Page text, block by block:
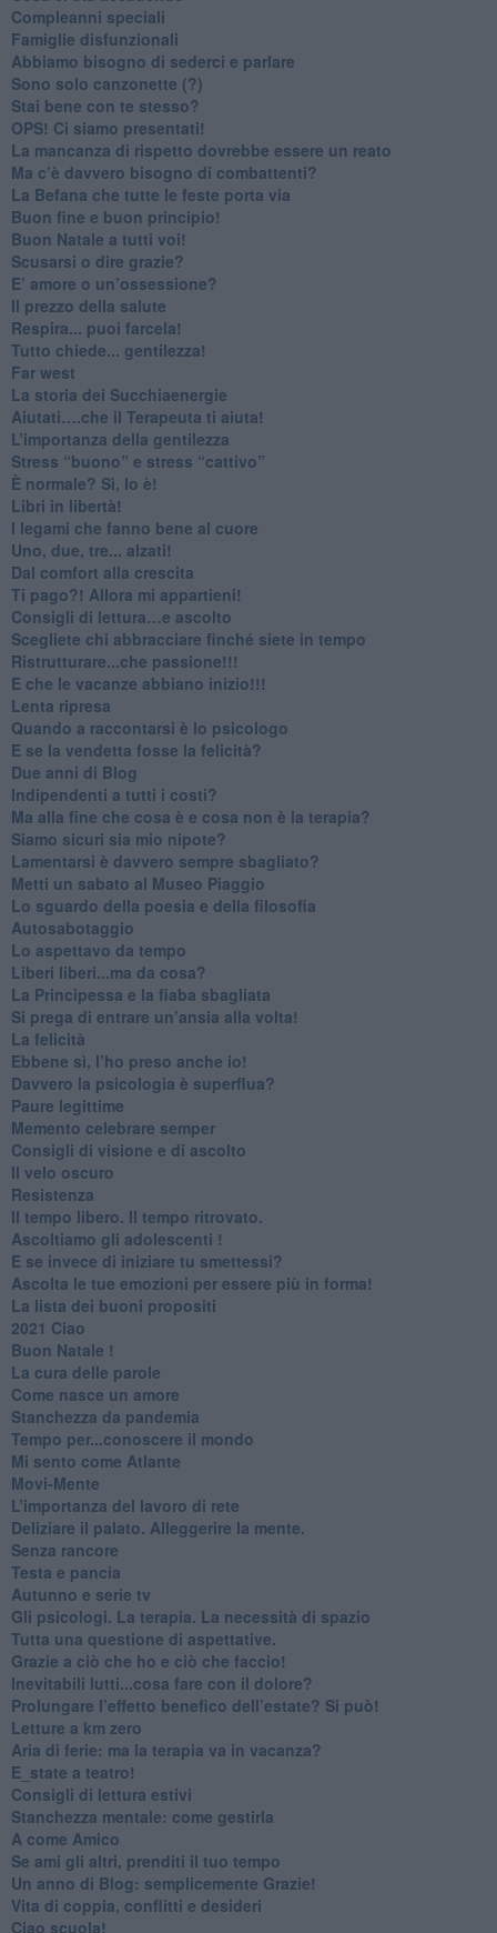
​Compleanni speciali
​Famiglie disfunzionali
​Abbiamo bisogno di sederci e parlare
Sono solo canzonette (?)
​Stai bene con te stesso?
​OPS! Ci siamo presentati!
​La mancanza di rispetto dovrebbe essere un reato
​Ma c’è davvero bisogno di combattenti?
​La Befana che tutte le feste porta via
Buon fine e buon principio!
​Buon Natale a tutti voi!
​Scusarsi o dire grazie?
​E’ amore o un’ossessione?
​Il prezzo della salute
​Respira... puoi farcela!
​Tutto chiede... gentilezza!
​Far west
​La storia dei Succhiaenergie
​Aiutati….che il Terapeuta ti aiuta!
​L’importanza della gentilezza
​Stress “buono” e stress “cattivo”
​È normale? Sì, lo è!
​Libri in libertà!
​I legami che fanno bene al cuore
Uno, due, tre... alzati!​
​Dal comfort alla crescita
​Ti pago?! Allora mi appartieni!​
​Consigli di lettura…e ascolto
​Scegliete chi abbracciare finché siete in tempo
​Ristrutturare...che passione!!!
​E che le vacanze abbiano inizio!!!
​Lenta ripresa
​Quando a raccontarsi è lo psicologo
​E se la vendetta fosse la felicità?
​Due anni di Blog
​Indipendenti a tutti i costi?
​Ma alla fine che cosa è e cosa non è la terapia?
​Siamo sicuri sia mio nipote?
​Lamentarsi è davvero sempre sbagliato?
​Metti un sabato al Museo Piaggio
​Lo sguardo della poesia e della filosofia
Autosabotaggio
​Lo aspettavo da tempo
​Liberi liberi...ma da cosa?
​La Principessa e la fiaba sbagliata
Si prega di entrare un’ansia alla volta!
​La felicità
​Ebbene sì, l’ho preso anche io!
​Davvero la psicologia è superflua?
Paure legittime
​Memento celebrare semper
​Consigli di visione e di ascolto
​Il velo oscuro
Resistenza
​Il tempo libero. Il tempo ritrovato.
Ascoltiamo gli adolescenti !
​E se invece di iniziare tu smettessi?
​Ascolta le tue emozioni per essere più in forma!
​La lista dei buoni propositi
2021 Ciao
Buon Natale !
​La cura delle parole
​Come nasce un amore
Stanchezza da pandemia
​Tempo per...conoscere il mondo
​Mi sento come Atlante
​Movi-Mente
​L’importanza del lavoro di rete
​Deliziare il palato. Alleggerire la mente.
​Senza rancore
​Testa e pancia
​Autunno e serie tv
​Gli psicologi. La terapia. La necessità di spazio
​Tutta una questione di aspettative.
​Grazie a ciò che ho e ciò che faccio!
​Inevitabili lutti...cosa fare con il dolore?
Prolungare l’effetto benefico dell’estate? Si può!
​Letture a km zero
​Aria di ferie: ma la terapia va in vacanza?
​E_state a teatro!
​Consigli di lettura estivi
​Stanchezza mentale: come gestirla
​A come Amico
​Se ami gli altri, prenditi il tuo tempo
​Un anno di Blog: semplicemente Grazie!
​Vita di coppia, conflitti e desideri
​Ciao scuola!